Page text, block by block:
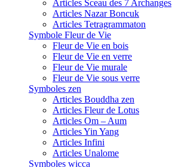
Articles Sceau des 7 Archanges
Articles Nazar Boncuk
Articles Tetragrammaton
Symbole Fleur de Vie
Fleur de Vie en bois
Fleur de Vie en verre
Fleur de Vie murale
Fleur de Vie sous verre
Symboles zen
Articles Bouddha zen
Articles Fleur de Lotus
Articles Om – Aum
Articles Yin Yang
Articles Infini
Articles Unalome
Symboles wicca